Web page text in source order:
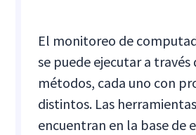
El monitoreo de
se puede ejecutar a través
métodos, cada uno con
distintos. Las
encuentran en la base de